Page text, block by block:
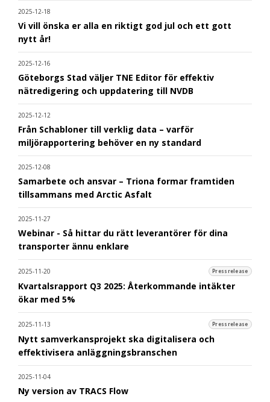
2025-12-18
Vi vill önska er alla en riktigt god jul och ett gott
nytt år!
2025-12-16
Göteborgs Stad väljer TNE Editor för effektiv
nätredigering och uppdatering till NVDB
2025-12-12
Från Schabloner till verklig data – varför
miljörapportering behöver en ny standard
2025-12-08
Samarbete och ansvar – Triona formar framtiden
tillsammans med Arctic Asfalt
2025-11-27
Webinar - Så hittar du rätt leverantörer för dina
transporter ännu enklare
2025-11-20 Pressrelease
Kvartalsrapport Q3 2025: Återkommande intäkter
ökar med 5%
2025-11-13 Pressrelease
Nytt samverkansprojekt ska digitalisera och
effektivisera anläggningsbranschen
2025-11-04
Ny version av TRACS Flow